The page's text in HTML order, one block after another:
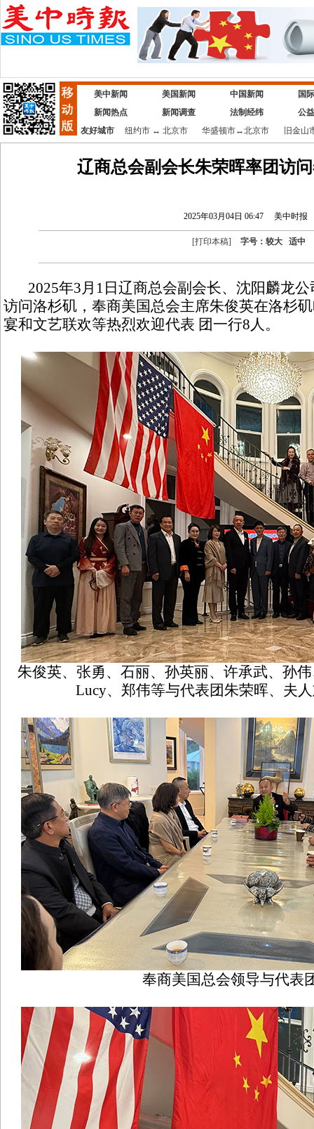
美中新闻 美国新闻 中国新闻
国
新闻热点
新闻调查 法制经纬
公
友好城市
纽约市↔ 北京市 华盛顿市↔北京市 旧金山
辽商总会副会长朱荣晖率团访
2025年03月04日 06:47 美中时报
[打印本稿] 字号： 较大 适中
2025年3月1日辽商总会副会长、沈阳麟龙公
访问洛杉矶，奉商美国总会主席朱俊英在洛杉
宴和文艺联欢等热烈欢迎代表 团一行8人。
朱俊英、张勇、石丽、孙英丽、许承武、孙
Lucy、郑伟等与代表团朱荣晖、夫
奉商美国总会领导与代表